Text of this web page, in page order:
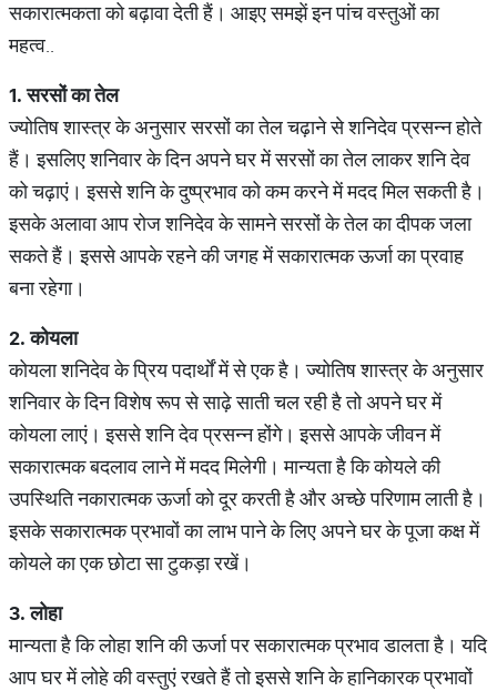
सकारात्मकता को बढ़ावा देती हैं। आइए समझें इन पांच वस्तुओं का
महत्व..
1.सरसोंकातेल
ज्योतिष शास्त्र के अनुसार सरसों का तेल चढ़ाने से शनिदेव प्रसन्न होते
हैं। इसलिए शनिवार के दिन अपने घर में सरसों का तेल लाकर शनि देव
को चढ़ाएं। इससे शनि के दुष्प्रभाव को कम करने में मदद मिल सकती है।
इसके अलावा आप रोज शनिदेव के सामने सरसों के तेल का दीपक जला
सकते हैं। इससे आपके रहने की जगह में सकारात्मक ऊर्जा का प्रवाह
बना रहेगा।
2.कोयला
कोयला शनिदेव के प्रिय पदार्थों में से एक है। ज्योतिष शास्त्र के अनुसार
शनिवार के दिन विशेष रूप से साढ़े साती चल रही है तो अपने घर में
कोयला लाएं। इससे शनि देव प्रसन्न होंगे। इससे आपके जीवन में
सकारात्मक बदलाव लाने में मदद मिलेगी। मान्यता है कि कोयले की
उपस्थिति नकारात्मक ऊर्जा को दूर करती है और अच्छे परिणाम लाती है।
इसके सकारात्मक प्रभावों का लाभ पाने के लिए अपने घर के पूजा कक्ष में
कोयले का एक छोटा सा टुकड़ा रखें।
3.लोहा
मान्यता है कि लोहा शनि की ऊर्जा पर सकारात्मक प्रभाव डालता है। यदि
आप घर में लोहे की वस्तुएं रखते हैं तो इससे शनि के हानिकारक प्रभावों